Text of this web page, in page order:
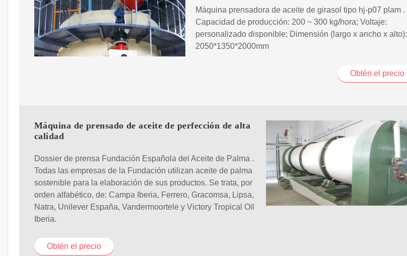
Máquina prensadora de aceite de girasol tipo hj-p07 plam .
Capacidad de producción: 200 ~ 300 kg/hora; Voltaje:
personalizado disponible; Dimensión (largo x ancho x alto):
2050*1350*2000mm
Obtén el precio
Máquina de prensado de aceite de perfección de alta
calidad
Dossier de prensa Fundación Española del Aceite de Palma .
Todas las empresas de la Fundación utilizan aceite de palma
sostenible para la elaboración de sus productos. Se trata, por
orden alfabético, de: Campa Iberia, Ferrero, Gracomsa, Lipsa,
Natra, Unilever España, Vandermoortele y Victory Tropical Oil
Iberia.
Obtén el precio